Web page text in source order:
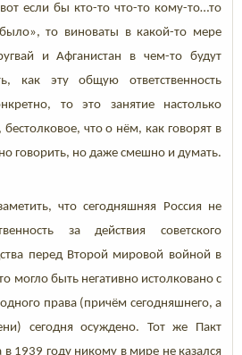
если бы кто-то что-то кому-то…то
то виноваты в какой-то мере
и Афганистан в чем-то будут
как эту общую ответственность
то это занятие настолько
что о нём, как говорят в
говорить, но даже смешно и думать.
что сегодняшняя Россия не
за действия советского
перед Второй мировой войной в
могло быть негативно истолковано с
права (причём сегодняшнего, а
сегодня осуждено. Тот же Пакт
1939 году никому в мире не казался